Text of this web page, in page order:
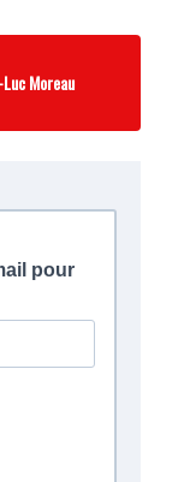
Moreau